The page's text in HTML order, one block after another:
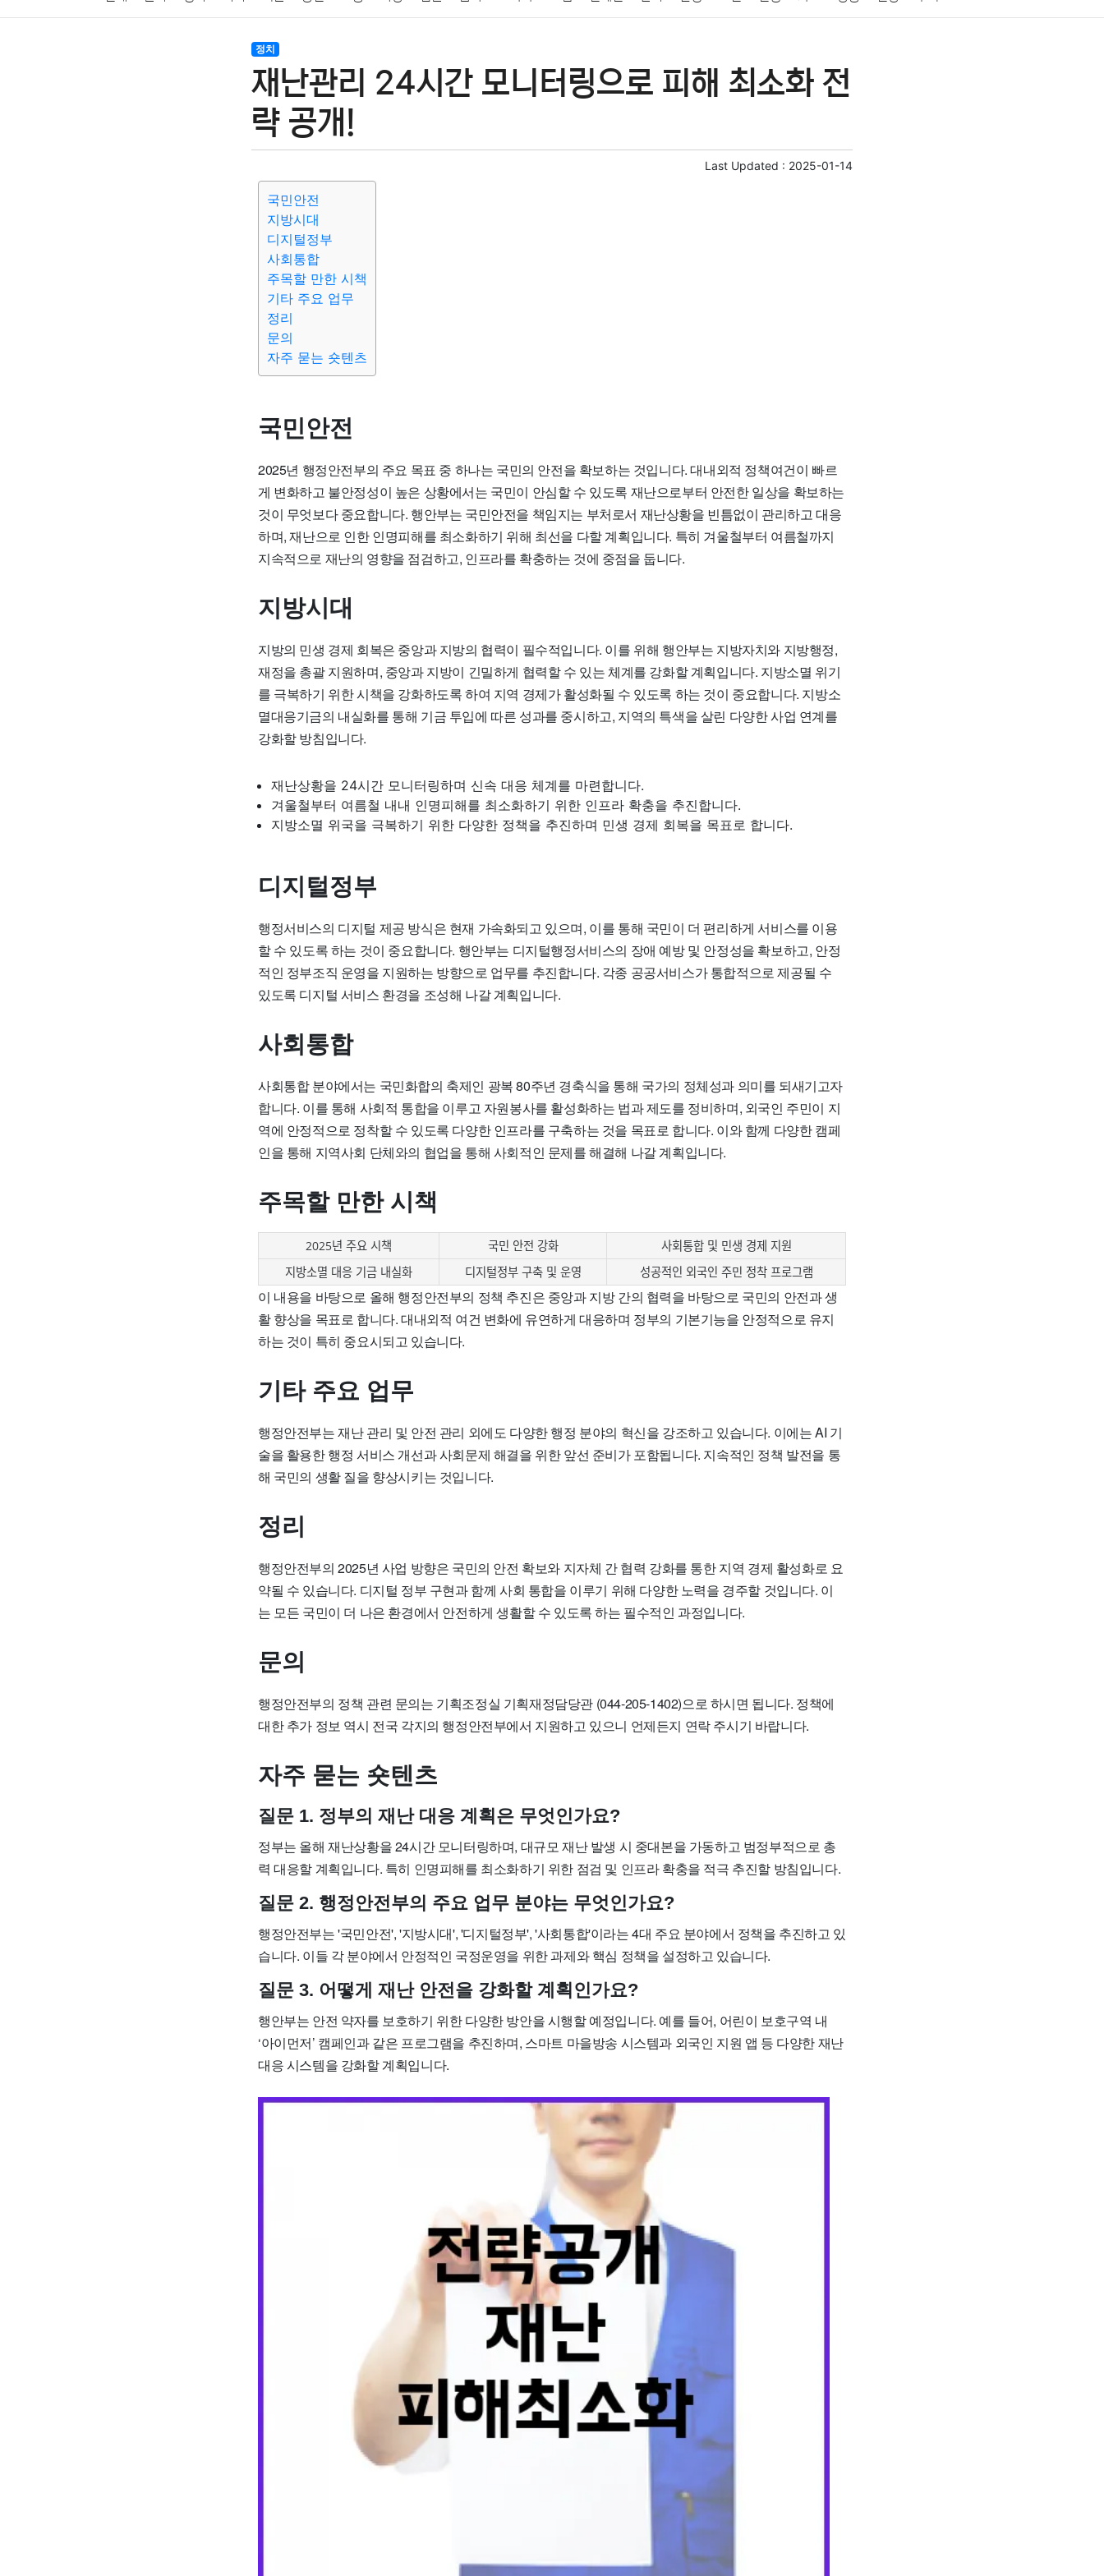
결혼 육아
기술 종교 사회 정치 건강 의료 의학 경제 마케팅 부동산 외국어 교육 교통 생활
정치
재난관리 24시간 모니터링으로 피해 최소화 전
략 공개!
Last Updated : 2025-01-14
국민안전
지방시대
디지털정부
사회통합
주목할 만한 시책
기타 주요 업무
정리
문의
자주 묻는 숏텐츠
국민안전
2025년 행정안전부의 주요 목표 중 하나는 국민의 안전을 확보하는 것입니다. 대내외적 정책여건이 빠르
게 변화하고 불안정성이 높은 상황에서는 국민이 안심할 수 있도록 재난으로부터 안전한 일상을 확보하는
것이 무엇보다 중요합니다. 행안부는 국민안전을 책임지는 부처로서 재난상황을 빈틈없이 관리하고 대응
하며, 재난으로 인한 인명피해를 최소화하기 위해 최선을 다할 계획입니다. 특히 겨울철부터 여름철까지
지속적으로 재난의 영향을 점검하고, 인프라를 확충하는 것에 중점을 둡니다.
지방시대
지방의 민생 경제 회복은 중앙과 지방의 협력이 필수적입니다. 이를 위해 행안부는 지방자치와 지방행정,
재정을 총괄 지원하며, 중앙과 지방이 긴밀하게 협력할 수 있는 체계를 강화할 계획입니다. 지방소멸 위기
를 극복하기 위한 시책을 강화하도록 하여 지역 경제가 활성화될 수 있도록 하는 것이 중요합니다. 지방소
멸대응기금의 내실화를 통해 기금 투입에 따른 성과를 중시하고, 지역의 특색을 살린 다양한 사업 연계를
강화할 방침입니다.
재난상황을 24시간 모니터링하며 신속 대응 체계를 마련합니다.
겨울철부터 여름철 내내 인명피해를 최소화하기 위한 인프라 확충을 추진합니다.
지방소멸 위국을 극복하기 위한 다양한 정책을 추진하며 민생 경제 회복을 목표로 합니다.
디지털정부
행정서비스의 디지털 제공 방식은 현재 가속화되고 있으며, 이를 통해 국민이 더 편리하게 서비스를 이용
할 수 있도록 하는 것이 중요합니다. 행안부는 디지털행정서비스의 장애 예방 및 안정성을 확보하고, 안정
적인 정부조직 운영을 지원하는 방향으로 업무를 추진합니다. 각종 공공서비스가 통합적으로 제공될 수
있도록 디지털 서비스 환경을 조성해 나갈 계획입니다.
사회통합
사회통합 분야에서는 국민화합의 축제인 광복 80주년 경축식을 통해 국가의 정체성과 의미를 되새기고자
합니다. 이를 통해 사회적 통합을 이루고 자원봉사를 활성화하는 법과 제도를 정비하며, 외국인 주민이 지
역에 안정적으로 정착할 수 있도록 다양한 인프라를 구축하는 것을 목표로 합니다. 이와 함께 다양한 캠페
인을 통해 지역사회 단체와의 협업을 통해 사회적인 문제를 해결해 나갈 계획입니다.
주목할 만한 시책
2025년 주요 시책 국민 안전 강화
사회통합 및 민생 경제 지원
지방소멸 대응 기금 내실화
디지털정부 구축 및 운영 성공적인 외국인 주민 정착 프로그램
이 내용을 바탕으로 올해 행정안전부의 정책 추진은 중앙과 지방 간의 협력을 바탕으로 국민의 안전과 생
활 향상을 목표로 합니다. 대내외적 여건 변화에 유연하게 대응하며 정부의 기본기능을 안정적으로 유지
하는 것이 특히 중요시되고 있습니다.
기타 주요 업무
행정안전부는 재난 관리 및 안전 관리 외에도 다양한 행정 분야의 혁신을 강조하고 있습니다. 이에는 AI 기
술을 활용한 행정 서비스 개선과 사회문제 해결을 위한 앞선 준비가 포함됩니다. 지속적인 정책 발전을 통
해 국민의 생활 질을 향상시키는 것입니다.
정리
행정안전부의 2025년 사업 방향은 국민의 안전 확보와 지자체 간 협력 강화를 통한 지역 경제 활성화로 요
약될 수 있습니다. 디지털 정부 구현과 함께 사회 통합을 이루기 위해 다양한 노력을 경주할 것입니다. 이
는 모든 국민이 더 나은 환경에서 안전하게 생활할 수 있도록 하는 필수적인 과정입니다.
문의
행정안전부의 정책 관련 문의는 기획조정실 기획재정담당관 (044-205-1402)으로 하시면 됩니다. 정책에
대한 추가 정보 역시 전국 각지의 행정안전부에서 지원하고 있으니 언제든지 연락 주시기 바랍니다.
자주 묻는 숏텐츠
질문 1. 정부의 재난 대응 계획은 무엇인가요?
정부는 올해 재난상황을 24시간 모니터링하며, 대규모 재난 발생 시 중대본을 가동하고 범정부적으로 총
력 대응할 계획입니다. 특히 인명피해를 최소화하기 위한 점검 및 인프라 확충을 적극 추진할 방침입니다.
질문 2. 행정안전부의 주요 업무 분야는 무엇인가요?
행정안전부는 '국민안전', '지방시대', '디지털정부', '사회통합'이라는 4대 주요 분야에서 정책을 추진하고 있
습니다. 이들 각 분야에서 안정적인 국정운영을 위한 과제와 핵심 정책을 설정하고 있습니다.
질문 3. 어떻게 재난 안전을 강화할 계획인가요?
행안부는 안전 약자를 보호하기 위한 다양한 방안을 시행할 예정입니다. 예를 들어, 어린이 보호구역 내
‘아이먼저’ 캠페인과 같은 프로그램을 추진하며, 스마트 마을방송 시스템과 외국인 지원 앱 등 다양한 재난
대응 시스템을 강화할 계획입니다.